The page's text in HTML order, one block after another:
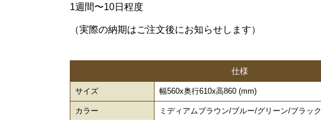
1週間〜10日程度
（実際の納期はご注文後にお知らせします）
仕様
サイズ 幅560x奥行610x高860 (mm)
カラー ミディアムブラウン/ブルー/グリーン/ブラック